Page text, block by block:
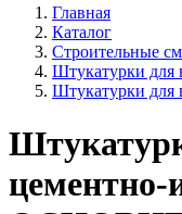
Главная
Каталог
Строительные
Штукатурки для
Штукатурки для
цементно-